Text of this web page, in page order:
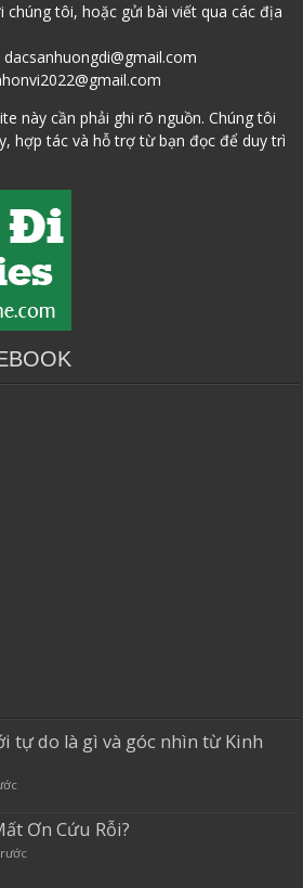
chúng tôi, hoặc gửi bài viết qua các địa
dacsanhuongdi@gmail.com
này cần phải ghi rõ nguồn. Chúng tôi
hợp tác và hỗ trợ từ bạn đọc để duy trì
tự do là gì và góc nhìn từ Kinh
Ơn Cứu Rỗi?